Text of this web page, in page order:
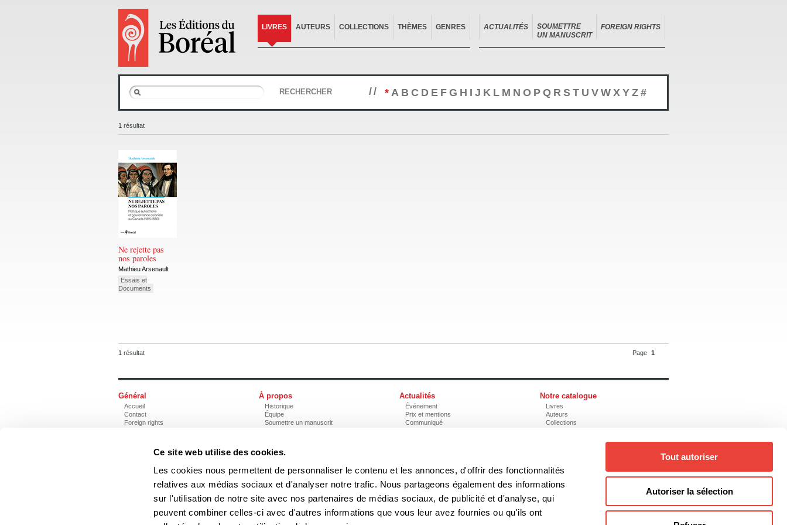
Ce site web utilise des cookies.
Les cookies nous permettent de personnaliser le contenu et les annonces, d'offrir des fonctionnalités
relatives aux médias sociaux et d'analyser notre trafic. Nous partageons également des informations
sur l'utilisation de notre site avec nos partenaires de médias sociaux, de publicité et d'analyse, qui
peuvent combiner celles-ci avec d'autres informations que vous leur avez fournies ou qu'ils ont
Tout autoriser
Autoriser la sélection
LIVRES AUTEURS COLLECTIONS THÈMES GENRES ACTUALITÉS
SOUMETTRE
UN MANUSCRIT
FOREIGN RIGHTS
RECHERCHER // * A B C D E F G H I J K L M N O P Q R S T U V W X Y Z #
1 résultat
Ne rejette pas
nos paroles
Mathieu Arsenault
Essais et
Documents
1 résultat Page 1
Général
Accueil
Contact
Foreign rights
À propos
Historique
Équipe
Soumettre un manuscrit
Acheter nos livres
Actualités
Événement
Prix et mentions
Communiqué
Notre catalogue
Livres
Auteurs
Collections
Les Éditions du Boréal
3970, rue Saint-Ambroise, Montréal (Québec), Canada H4C 2C7
Tél: (514) 287-7401Téléc : (514) 287-7664
boreal@editionsboreal.qc.ca
Les photos des auteurs ne peuvent être reproduites sans l'autorisation des Éditions du Boréal.